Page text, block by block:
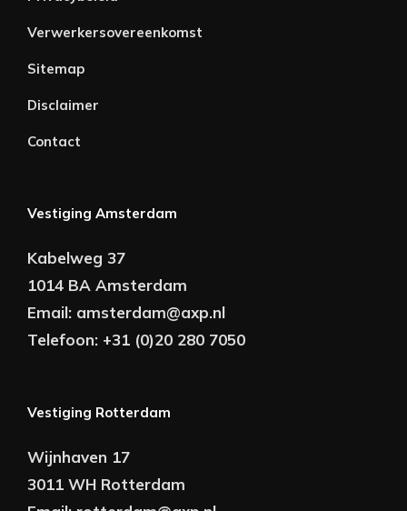
Verwerkersovereenkomst
Sitemap
Disclaimer
Contact
Vestiging Amsterdam
Kabelweg 37
1014 BA Amsterdam
Email: amsterdam@axp.nl
Telefoon: +31 (0)20 280 7050
Vestiging Rotterdam
Wijnhaven 17
3011 WH Rotterdam